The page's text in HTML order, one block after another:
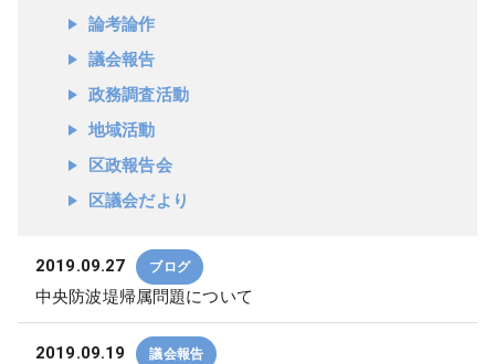
論考論作
議会報告
政務調査活動
地域活動
区政報告会
区議会だより
2019.09.27 ブログ
中央防波堤帰属問題について
2019.09.19 議会報告